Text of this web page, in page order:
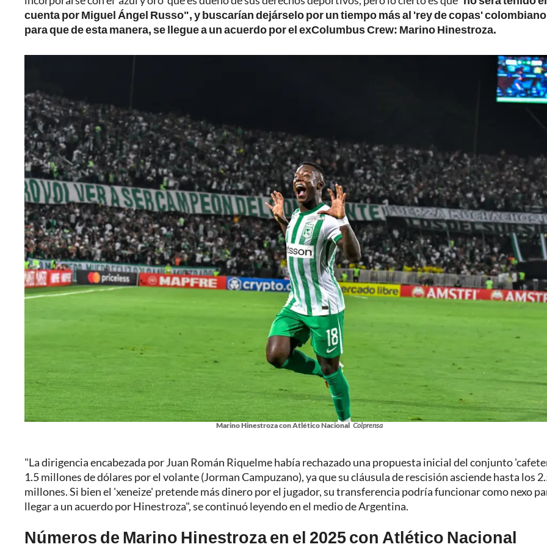
cuenta por Miguel Ángel Russo", y buscarían dejárselo por un tiempo más al 'rey de copas'
para que de esta manera, se llegue a un acuerdo por el exColumbus Crew: Marino Hinestroza.
Marino Hinestroza con Atlético Nacional Colprensa
"La dirigencia encabezada por Juan Román Riquelme había rechazado una propuesta inicial del conjunto
1.5 millones de dólares por el volante (Jorman Campuzano), ya que su cláusula de rescisión asciende hasta los
millones. Si bien el 'xeneize' pretende más dinero por el jugador, su transferencia podría funcionar como nexo
llegar a un acuerdo por Hinestroza", se continuó leyendo en el medio de Argentina.
Números de Marino Hinestroza en el 2025 con Atlético Nacional